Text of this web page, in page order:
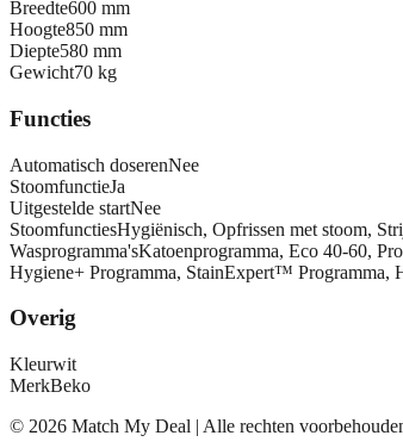
Breedte600 mm
Hoogte850 mm
Diepte580 mm
Gewicht70 kg
Functies
Automatisch doserenNee
StoomfunctieJa
Uitgestelde startNee
StoomfunctiesHygiënisch, Opfrissen met stoom,
Wasprogramma'sKatoenprogramma, Eco 40-60,
Hygiene+ Programma, StainExpert™ Programma,
Overig
Kleurwit
MerkBeko
© 2026 Match My Deal | Alle rechten